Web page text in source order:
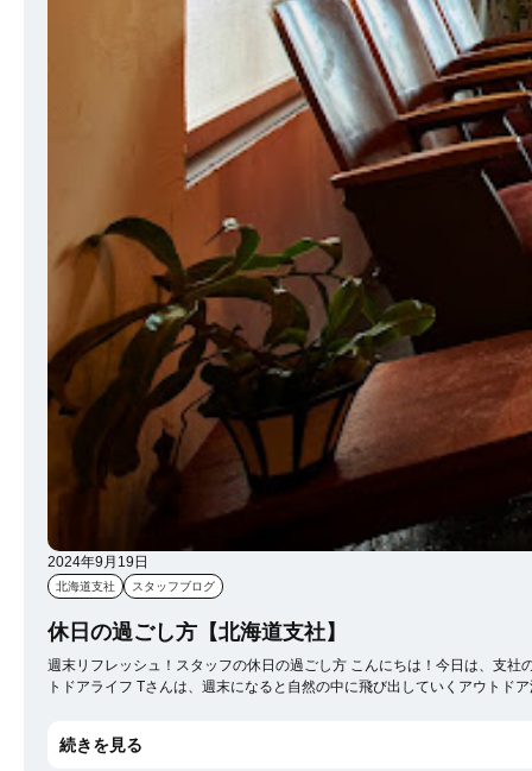
2024年9月19日
北海道支社 スタッフブログ
休日の過ごし方【北海道支社】
週末リフレッシュ！スタッフの休日の過ごし方 こんにちは！今日は、支社のメンバーが普段どんな休日を過ごしているのか、ちょっとだけご紹介したいと思います。 仕事を頑張るためには、リフレッシュする時間も大切ですよね。それでは、いくつかのエピソードをどうぞ！ Tさんのアウ
トドアライフ Tさんは、週末になると自然の中に飛び出していくアウトドア派。 先週末は、友人たちと一緒にキャンプに行ったそうです。「焚き火を囲みながら飲むコーヒーは格別！」と満足そうに語ってくれました。 自然に触れることで、リフレッシュして新しいア
続きを見る